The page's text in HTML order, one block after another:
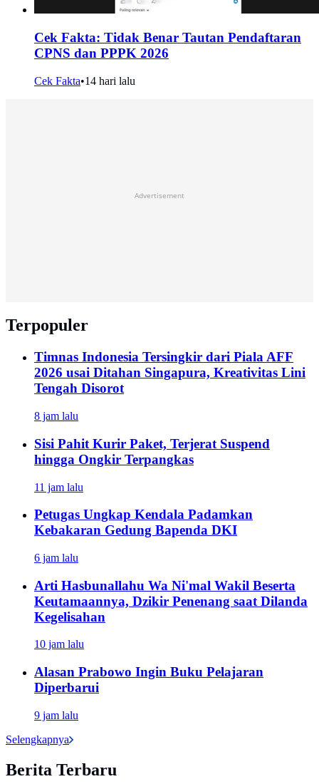
Cek Fakta: Tidak Benar Tautan Pendaftaran
CPNS dan PPPK 2026
Cek Fakta•14 hari lalu
Advertisement
Terpopuler
Timnas Indonesia Tersingkir dari Piala AFF
2026 usai Ditahan Singapura, Kreativitas Lini
Tengah Disorot
8 jam lalu
Sisi Pahit Kurir Paket, Terjerat Suspend
hingga Ongkir Terpangkas
11 jam lalu
Petugas Ungkap Kendala Padamkan
Kebakaran Gedung Bapenda DKI
6 jam lalu
Arti Hasbunallahu Wa Ni'mal Wakil Beserta
Keutamaannya, Dzikir Penenang saat Dilanda
Kegelisahan
10 jam lalu
Alasan Prabowo Ingin Buku Pelajaran
Diperbarui
9 jam lalu
Selengkapnya
Berita Terbaru